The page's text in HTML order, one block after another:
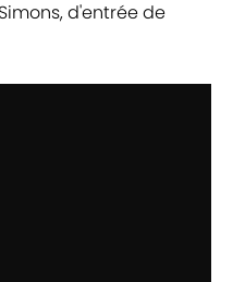
d'entrée de